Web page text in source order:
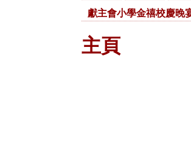
獻主會小學金禧校慶晚
主頁